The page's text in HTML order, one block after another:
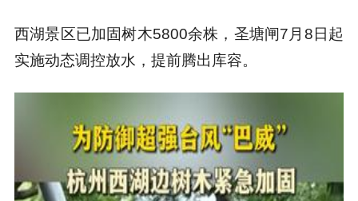
西湖景区已加固树木5800余株，圣塘闸7月8日起
实施动态调控放水，提前腾出库容。